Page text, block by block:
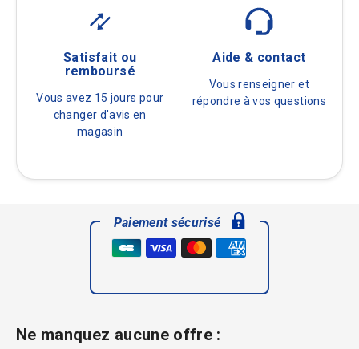
Satisfait ou
remboursé
Vous avez 15 jours pour
changer d'avis en
magasin
Aide & contact
Vous renseigner et
répondre à vos questions
Paiement sécurisé
Ne manquez aucune offre :